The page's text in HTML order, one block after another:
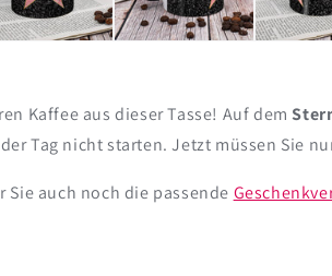
Kaffee aus dieser Tasse! Auf dem
Tag nicht starten. Jetzt müssen Sie
auch noch die passende